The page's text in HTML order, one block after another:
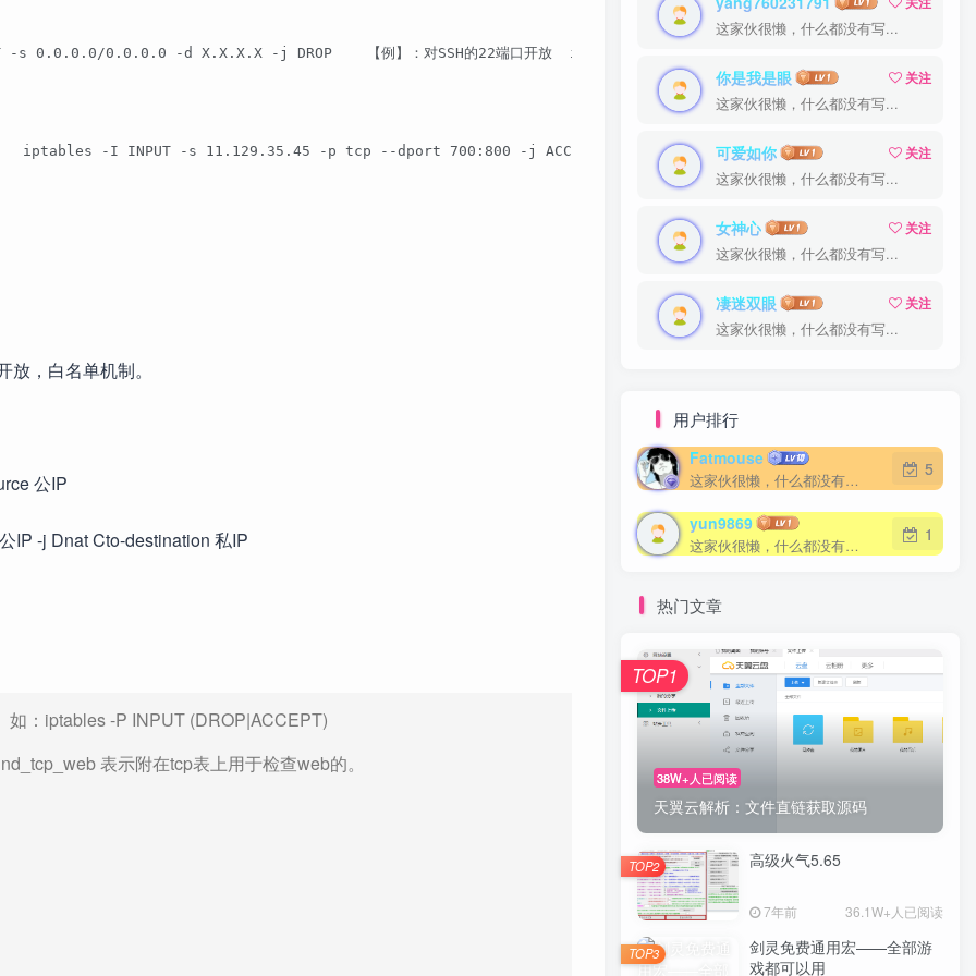
-s 0.0.0.0/0.0.0.0 -d X.X.X.X -j DROP    【例】：对SSH的22端口开放  iptables -I INPUT -s 0.0.0.0/0.0.0.0 -d
iptables -I INPUT -s 11.129.35.45 -p tcp --dport 700:800 -j ACCEPT
，白名单机制。
公IP
IP -j Dnat Cto-destination 私IP
：iptables -P INPUT (DROP|ACCEPT)
表示附在tcp表上用于检查web的。
这家伙很懒，什么都没有写...
你是我是眼
关注
这家伙很懒，什么都没有写...
可爱如你
关注
这家伙很懒，什么都没有写...
女神心
关注
这家伙很懒，什么都没有写...
凄迷双眼
关注
这家伙很懒，什么都没有写...
用户排行
Fatmouse
这家伙很懒，什么都没有写...
5
yun9869
这家伙很懒，什么都没有写...
1
热门文章
38W+人已阅读
天翼云解析：文件直链获取源码
TOP1
高级火气5.65
7年前 36.1W+人已阅读
TOP2
剑灵免费通用宏——全部游
戏都可以用
TOP3
这家伙很懒，什么都没有写...
你是我是眼
关注
这家伙很懒，什么都没有写...
可爱如你
关注
这家伙很懒，什么都没有写...
女神心
关注
这家伙很懒，什么都没有写...
凄迷双眼
关注
这家伙很懒，什么都没有写...
Fatmouse
这家伙很懒，什么都没有写...
5
yun9869
这家伙很懒，什么都没有写...
1
38W+人已阅读
天翼云解析：文件直链获取源码
TOP1
高级火气5.65
7年前 36.1W+人已阅读
TOP2
剑灵免费通用宏——全部游
戏都可以用
TOP3